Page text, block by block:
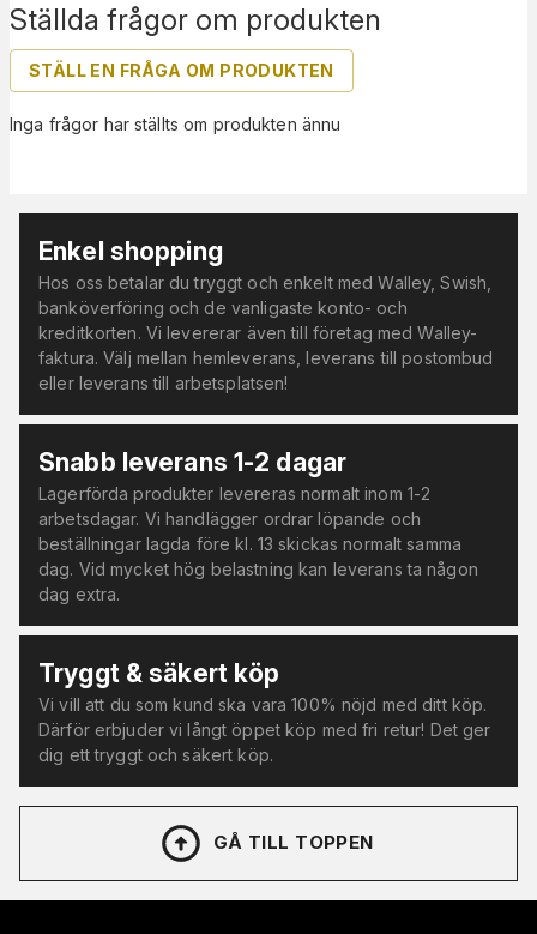
Ställda frågor om produkten
STÄLL EN FRÅGA OM PRODUKTEN
Inga frågor har ställts om produkten ännu
Enkel shopping
Hos oss betalar du tryggt och enkelt med Walley, Swish,
banköverföring och de vanligaste konto- och
kreditkorten. Vi levererar även till företag med Walley-
faktura. Välj mellan hemleverans, leverans till postombud
eller leverans till arbetsplatsen!
Snabb leverans 1-2 dagar
Lagerförda produkter levereras normalt inom 1-2
arbetsdagar. Vi handlägger ordrar löpande och
beställningar lagda före kl. 13 skickas normalt samma
dag. Vid mycket hög belastning kan leverans ta någon
dag extra.
Tryggt & säkert köp
Vi vill att du som kund ska vara 100% nöjd med ditt köp.
Därför erbjuder vi långt öppet köp med fri retur! Det ger
dig ett tryggt och säkert köp.
GÅ TILL TOPPEN